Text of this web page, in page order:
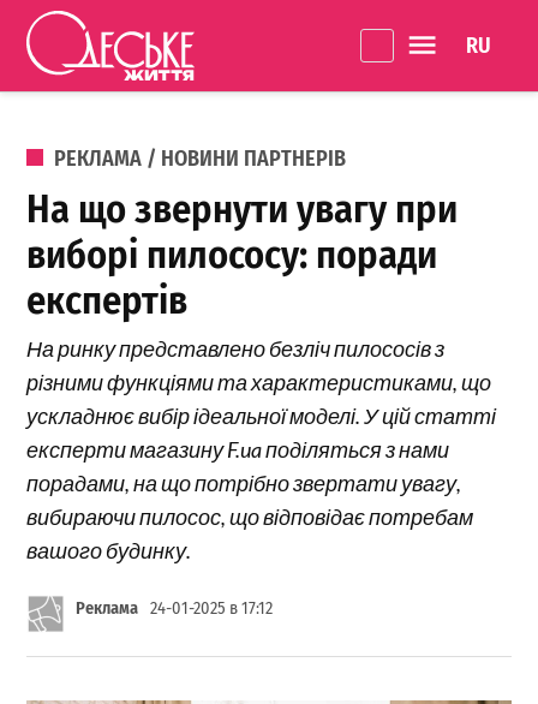
Перейти до вмісту
Життя
ОПУБЛІКОВАНО В
РЕКЛАМА / НОВИНИ ПАРТНЕРІВ
На що звернути увагу при
виборі пилососу: поради
експертів
На ринку представлено безліч пилососів з
різними функціями та характеристиками, що
ускладнює вибір ідеальної моделі. У цій статті
експерти магазину F.ua поділяться з нами
порадами, на що потрібно звертати увагу,
вибираючи пилосос, що відповідає потребам
вашого будинку.
Реклама 24-01-2025 в 17:12